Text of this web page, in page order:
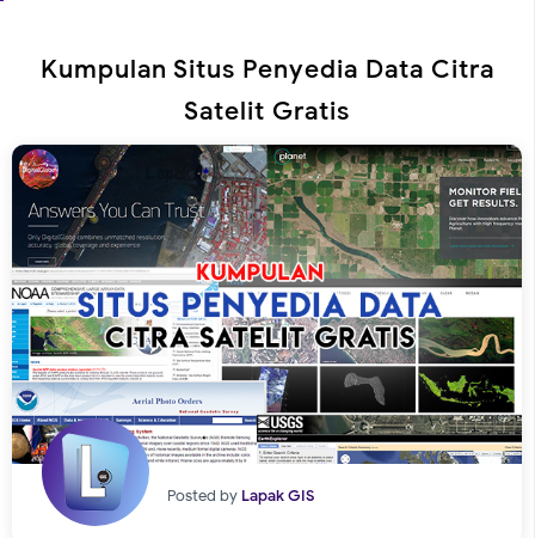
Kumpulan Situs Penyedia Data Citra
Satelit Gratis
Posted by Lapak GIS